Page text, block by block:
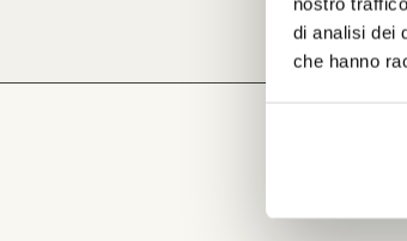
di analisi dei
che hanno